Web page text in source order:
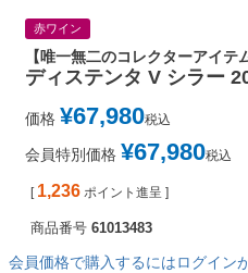
赤ワイン
【唯一無二のコレクターアイテ
ディステンタ V シラー
価格 ¥67,980税込
会員特別価格 ¥67,980税込
[ 1,236 ポイント進呈 ]
商品番号 61013483
会員価格で購入するにはログイン